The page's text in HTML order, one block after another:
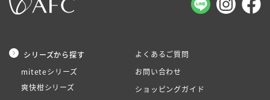
シリーズから探す
miteteシリーズ
爽快柑シリーズ
よくあるご質問
お問い合わせ
ショッピングガイド